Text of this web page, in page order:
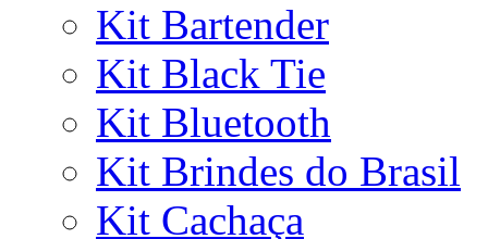
Kit Bartender
Kit Black Tie
Kit Bluetooth
Kit Brindes do Brasil
Kit Cachaça